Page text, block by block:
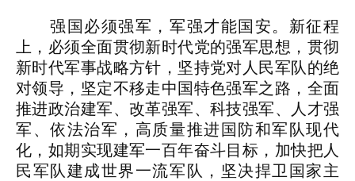
强国必须强军，军强才能国安。新征程
上，必须全面贯彻新时代党的强军思想，贯彻
新时代军事战略方针，坚持党对人民军队的绝
对领导，坚定不移走中国特色强军之路，全面
推进政治建军、改革强军、科技强军、人才强
军、依法治军，高质量推进国防和军队现代
化，如期实现建军一百年奋斗目标，加快把人
民军队建成世界一流军队，坚决捍卫国家主